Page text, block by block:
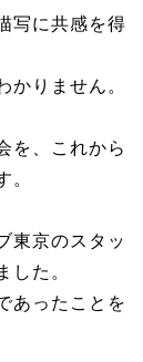
写に共感を得
りません。
を、これから
東京のスタッ
た。
あったことを